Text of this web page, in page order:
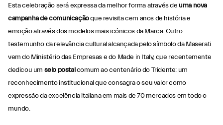
Esta celebração será expressa da melhor forma através de uma nova
campanha de comunicaçãoque revisita cem anos de história e
emoção através dos modelos mais icónicos da Marca. Outro
testemunho da relevância cultural alcançada pelo símbolo da Maserati
vem do Ministério das Empresas e do Made in Italy, que recentemente
dedicou um selo postalcomum ao centenário do Tridente: um
reconhecimento institucional que consagra o seu valor como
expressão da excelência italiana em mais de 70 mercados em todo o
mundo.